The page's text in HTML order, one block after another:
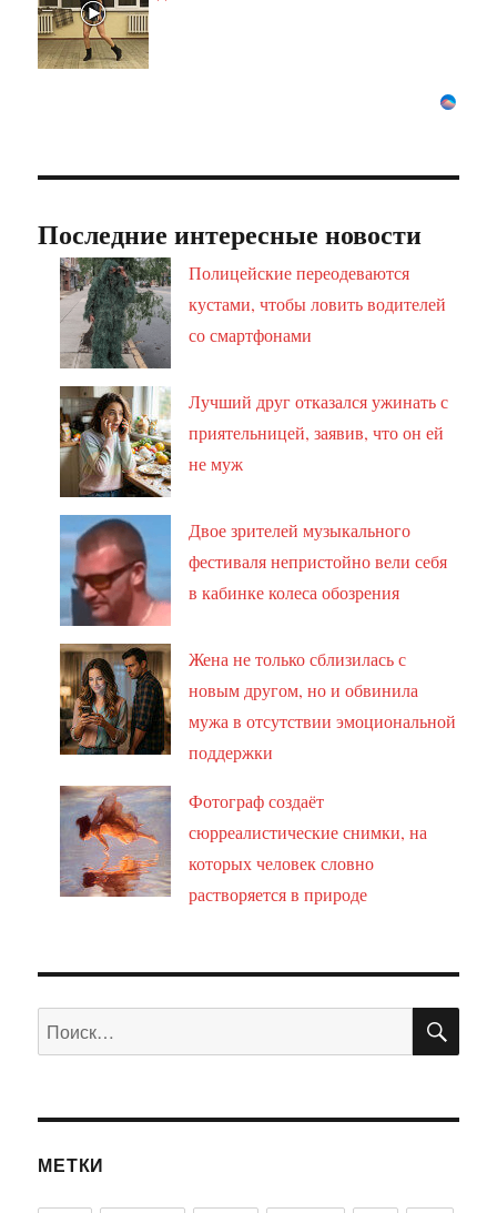
Последние интересные новости
Полицейские переодеваются
кустами, чтобы ловить водителей
со смартфонами
Лучший друг отказался ужинать с
приятельницей, заявив, что он ей
не муж
Двое зрителей музыкального
фестиваля непристойно вели себя
в кабинке колеса обозрения
Жена не только сблизилась с
новым другом, но и обвинила
мужа в отсутствии эмоциональной
поддержки
Фотограф создаёт
сюрреалистические снимки, на
которых человек словно
растворяется в природе
Искать:
МЕТКИ